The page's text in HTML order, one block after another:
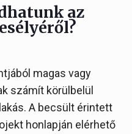
az
magas vagy
számít körülbelül
A becsült érintett
honlapján elérhető